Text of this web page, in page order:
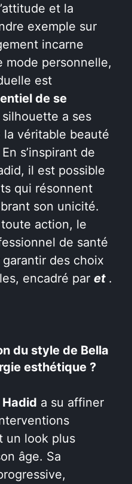
et la
exemple sur
incarne
mode personnelle,
est
de se
a ses
véritable beauté
s’inspirant de
il est possible
qui résonnent
son unicité.
action, le
de santé
des choix
encadré par et .
du style de Bella
esthétique ?
Hadid a su affiner
un look plus
âge. Sa